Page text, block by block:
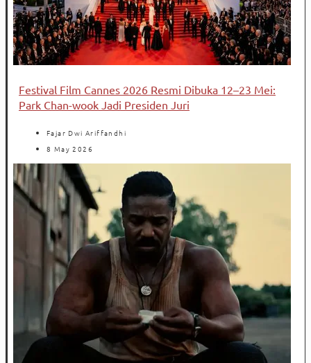
Festival Film Cannes 2026 Resmi Dibuka 12–23 Mei:
Park Chan-wook Jadi Presiden Juri
Fajar Dwi Ariffandhi
8 May 2026